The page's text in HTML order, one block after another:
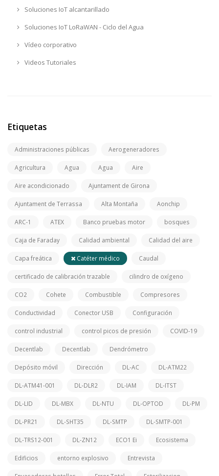
Soluciones IoT alcantarillado
Soluciones IoT LoRaWAN - Ciclo del Agua
Vídeo corporativo
Videos Tutoriales
Etiquetas
Administraciones públicas Aerogeneradores
Agricultura Agua Agua Aire
Aire acondicionado Ajuntament de Girona
Ajuntament de Terrassa Alta Montaña Aonchip
ARC-1 ATEX Banco pruebas motor bosques
Caja de Faraday Calidad ambiental Calidad del aire
Capa freática Catéter médico Caudal
certificado de calibración trazable cilindro de oxígeno
CO2 Cohete Combustible Compresores
Conductividad Conector USB Configuración
control industrial control picos de presión COVID-19
Decentlab Decentlab Dendrómetro
Depósito móvil Dirección DL-AC DL-ATM22
DL-ATM41-001 DL-DLR2 DL-IAM DL-ITST
DL-LID DL-MBX DL-NTU DL-OPTOD DL-PM
DL-PR21 DL-SHT35 DL-SMTP DL-SMTP-001
DL-TRS12-001 DL-ZN12 ECO1 Ei Ecosistema
Edificios entorno explosivo Entrevista